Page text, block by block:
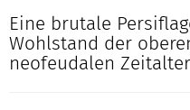
Eine brutale
Wohlstand der
neofeudalen Zeitalter